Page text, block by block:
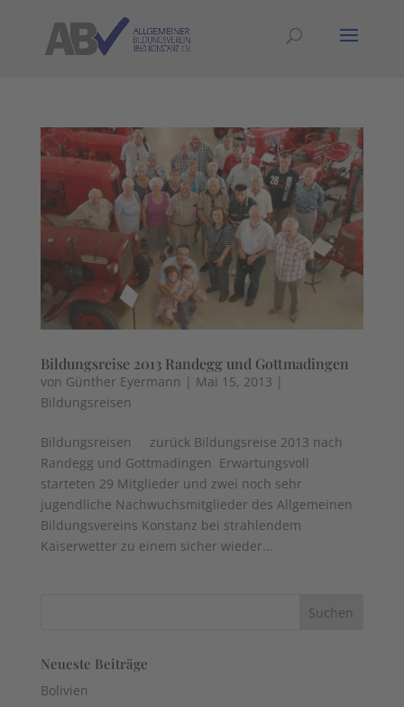
Bildungsreise 2013 Randegg und Gottmadingen
von Günther Eyermann | Mai 15, 2013 |
Bildungsreisen
Bildungsreisen zurück Bildungsreise 2013 nach
Randegg und Gottmadingen Erwartungsvoll
starteten 29 Mitglieder und zwei noch sehr
jugendliche Nachwuchsmitglieder des Allgemeinen
Bildungsvereins Konstanz bei strahlendem
Kaiserwetter zu einem sicher wieder...
Neueste Beiträge
Bolivien